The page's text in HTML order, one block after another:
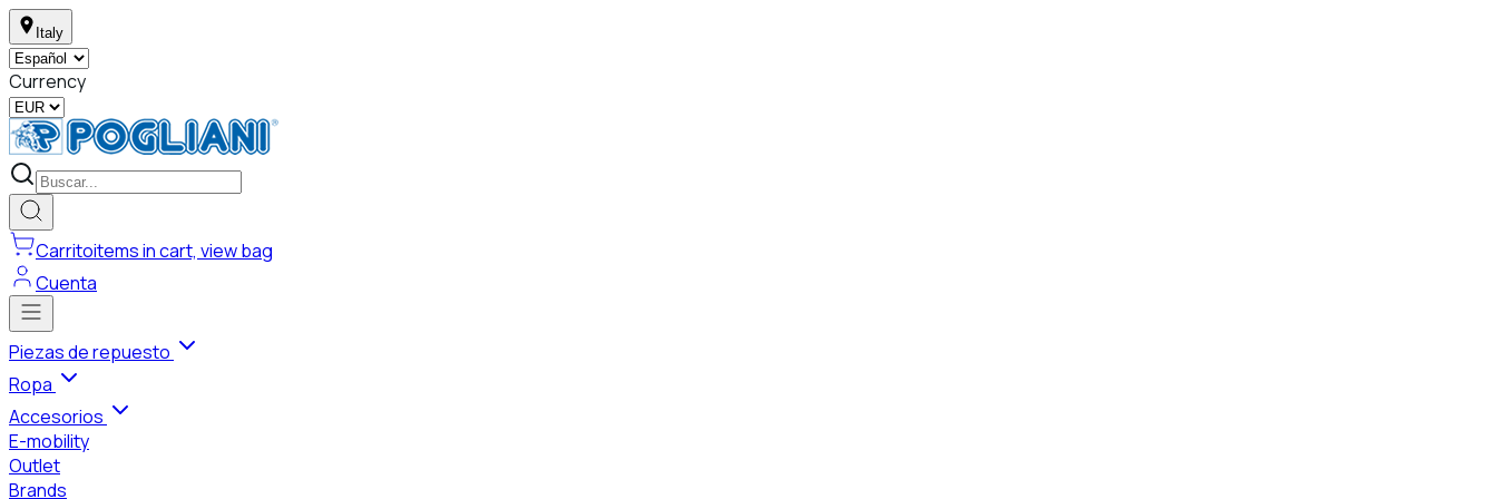
Italy
Currency
Carritoitems in cart, view bag
Cuenta
Piezas de repuesto
Ropa
Accesorios
E-mobility
Outlet
Brands